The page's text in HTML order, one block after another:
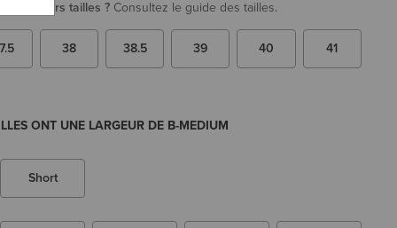
plusieurs tailles ? Consultez le guide des tailles.
38 38.5 39 40 41
ONT UNE LARGEUR DE B-MEDIUM
Short